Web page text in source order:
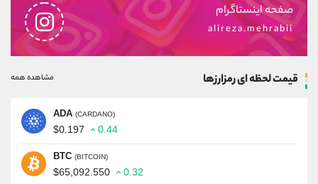
صفحه اینستاگرام
alireza.mehrabii
قیمت لحظه ای رمزارزها مشاهده همه
ADA (CARDANO)
$0.197 0.44
BTC (BITCOIN)
$65,092.550 0.32